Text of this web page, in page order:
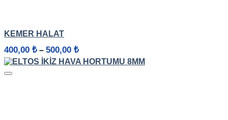
KEMER HALAT
400,00 ₺ – 500,00 ₺
400,00 ₺